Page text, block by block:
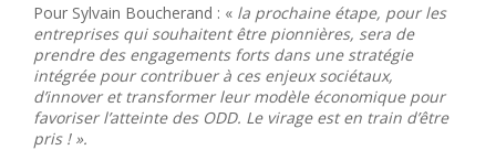
Pour Sylvain Boucherand : « la prochaine étape, pour les
entreprises qui souhaitent être pionnières, sera de
prendre des engagements forts dans une stratégie
intégrée pour contribuer à ces enjeux sociétaux,
d’innover et transformer leur modèle économique pour
favoriser l’atteinte des ODD. Le virage est en train d’être
pris ! ».